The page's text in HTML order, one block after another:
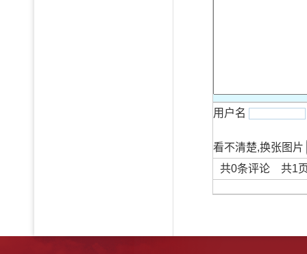
用户名
看不清楚,换张图片
共0条评论 共1